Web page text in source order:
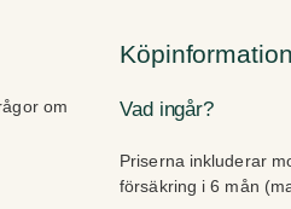
om
Köpinformation
Vad ingår?
Priserna inkluderar
försäkring i 6 mån